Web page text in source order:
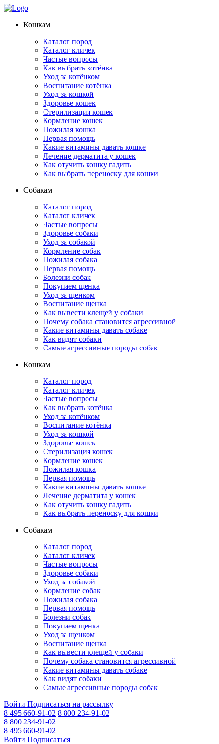
Кошкам
Каталог пород
Каталог кличек
Частые вопросы
Как выбрать котёнка
Уход за котёнком
Воспитание котёнка
Уход за кошкой
Здоровье кошек
Стерилизация кошек
Кормление кошек
Пожилая кошка
Первая помощь
Какие витамины давать кошке
Лечение дерматита у кошек
Как отучить кошку гадить
Как выбрать переноску для кошки
Собакам
Каталог пород
Каталог кличек
Частые вопросы
Здоровье собаки
Уход за собакой
Кормление собак
Пожилая собака
Первая помощь
Болезни собак
Покупаем щенка
Уход за щенком
Воспитание щенка
Как вывести клещей у собаки
Почему собака становится агрессивной
Какие витамины давать собаке
Как видят собаки
Самые агрессивные породы собак
Кошкам
Каталог пород
Каталог кличек
Частые вопросы
Как выбрать котёнка
Уход за котёнком
Воспитание котёнка
Уход за кошкой
Здоровье кошек
Стерилизация кошек
Кормление кошек
Пожилая кошка
Первая помощь
Какие витамины давать кошке
Лечение дерматита у кошек
Как отучить кошку гадить
Как выбрать переноску для кошки
Собакам
Каталог пород
Каталог кличек
Частые вопросы
Здоровье собаки
Уход за собакой
Кормление собак
Пожилая собака
Первая помощь
Болезни собак
Покупаем щенка
Уход за щенком
Воспитание щенка
Как вывести клещей у собаки
Почему собака становится агрессивной
Какие витамины давать собаке
Как видят собаки
Самые агрессивные породы собак
Войти Подписаться на рассылку
8 495 660-91-02 8 800 234-91-02
8 800 234-91-02
8 495 660-91-02
Войти Подписаться